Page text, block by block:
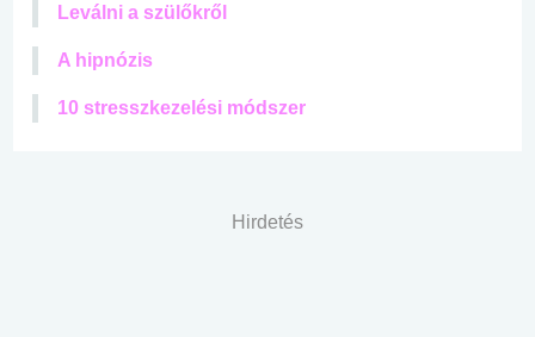
Leválni a szülőkről
A hipnózis
10 stresszkezelési módszer
Hirdetés